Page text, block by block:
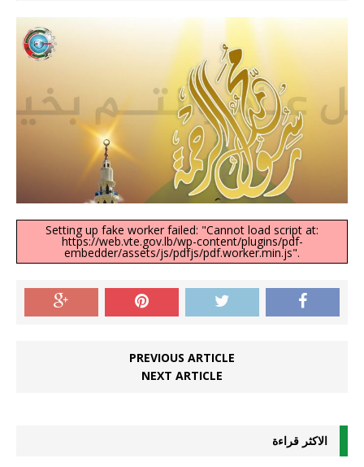
Setting up fake worker failed: "Cannot load script at:
https://web.vte.gov.lb/wp-content/plugins/pdf-
embedder/assets/js/pdfjs/pdf.worker.min.js".
PREVIOUS ARTICLE
NEXT ARTICLE
الاكثر قراءة